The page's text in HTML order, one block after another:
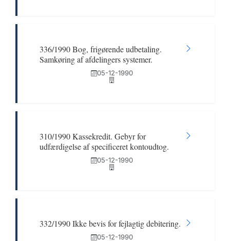
336/1990 Bog, frigørende udbetaling.
Samkøring af afdelingers systemer.
05-12-1990
310/1990 Kassekredit. Gebyr for
udfærdigelse af specificeret kontoudtog.
05-12-1990
332/1990 Ikke bevis for fejlagtig debitering.
05-12-1990